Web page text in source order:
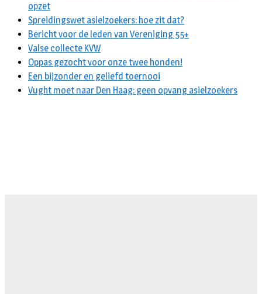
opzet
Spreidingswet asielzoekers: hoe zit dat?
Bericht voor de leden van Vereniging 55+
Valse collecte KVW
Oppas gezocht voor onze twee honden!
Een bijzonder en geliefd toernooi
Vught moet naar Den Haag: geen opvang asielzoekers